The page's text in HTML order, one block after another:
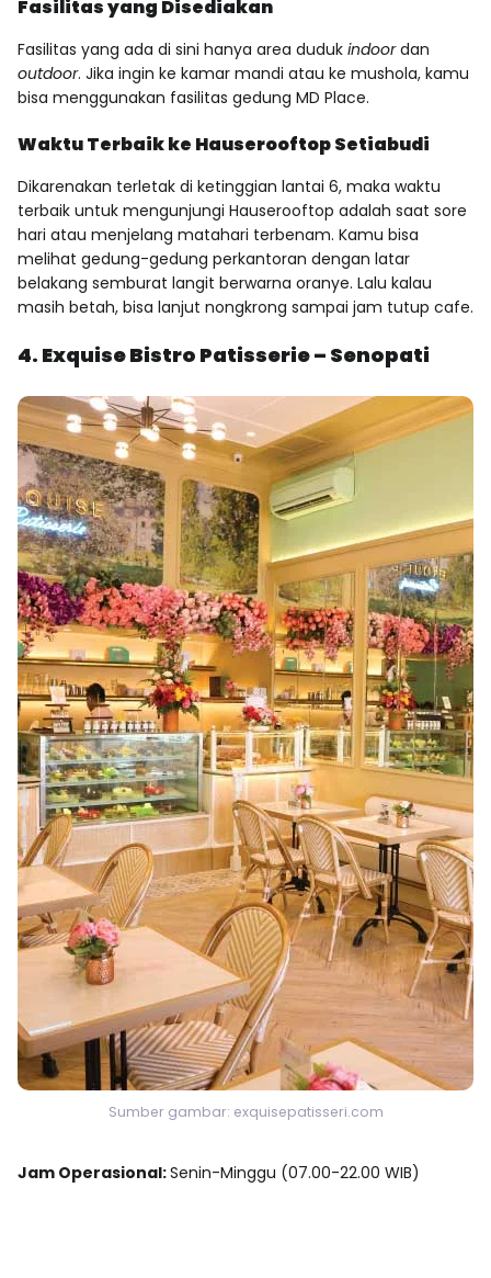
Fasilitas yang Disediakan
Fasilitas yang ada di sini hanya area duduk indoordan
outdoor. Jika ingin ke kamar mandi atau ke mushola, kamu
bisa menggunakan fasilitas gedung MD Place.
Waktu Terbaik ke Hauserooftop Setiabudi
Dikarenakan terletak di ketinggian lantai 6, maka waktu
terbaik untuk mengunjungi Hauserooftop adalah saat sore
hari atau menjelang matahari terbenam. Kamu bisa
melihat gedung-gedung perkantoran dengan latar
belakang semburat langit berwarna oranye. Lalu kalau
masih betah, bisa lanjut nongkrong sampai jam tutup cafe.
4. Exquise Bistro Patisserie – Senopati
Sumber gambar: exquisepatisseri.com
Jam Operasional:Senin-Minggu (07.00-22.00 WIB)